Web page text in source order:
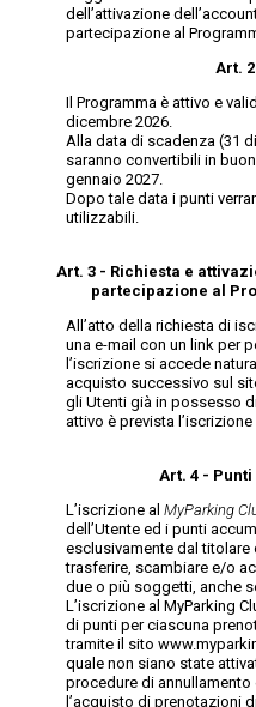
dell’attivazione
partecipazione al
Art.
Il Programma è attivo e
dicembre 2026.
Alla data di scadenza (31
saranno convertibili in
gennaio 2027.
Dopo tale data i punti
utilizzabili.
Art. 3 - Richiesta e
partecipazione al
All’atto della richiesta di
una e-mail con un link per
l’iscrizione si accede
acquisto successivo sul
gli Utenti già in possesso
attivo è prevista
Art. 4 -
L’iscrizione al MyParking
dell’Utente ed i punti
esclusivamente dal titolare
trasferire, scambiare e/o
due o più soggetti, anche
L’iscrizione al MyParking
di punti per ciascuna
tramite il sito
quale non siano state
procedure di
l’acquisto di prenotazioni